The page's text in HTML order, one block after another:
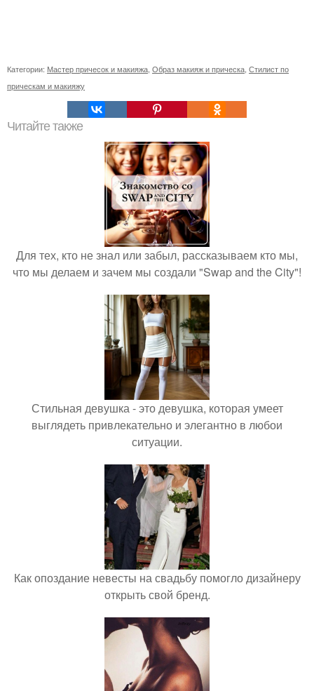
Категории: Мастер причесок и макияжа, Образ макияж и прическа, Стилист по
прическам и макияжу
Читайте также
Для тех, кто не знал или забыл, рассказываем кто мы,
что мы делаем и зачем мы создали "Swap and the City"!
Стильная девушка - это девушка, которая умеет
выглядеть привлекательно и элегантно в любои
ситуации.
Как опоздание невесты на свадьбу помогло дизайнеру
открыть свой бренд.